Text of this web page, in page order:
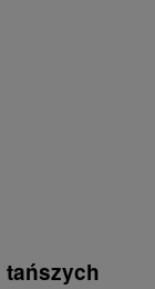
tańszych